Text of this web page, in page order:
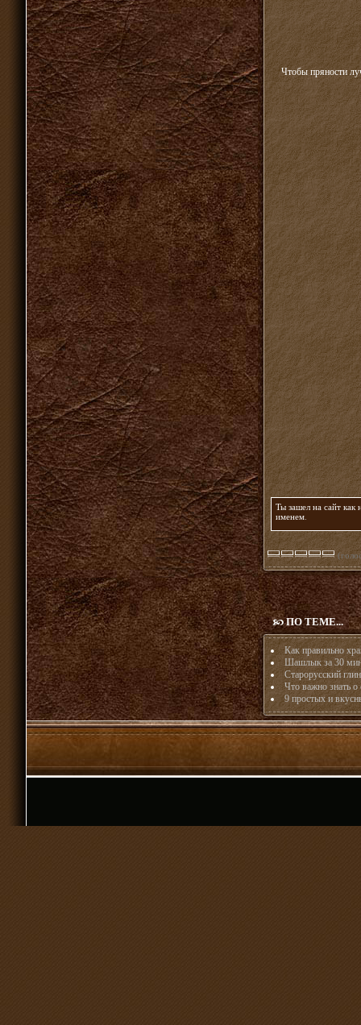
Чтобы пряности
Ты зашел на сайт как
именем
ПО ТЕМЕ...
Как правильно
Шашлык за 30
Старорусский
Что важно знать о
9 простых и